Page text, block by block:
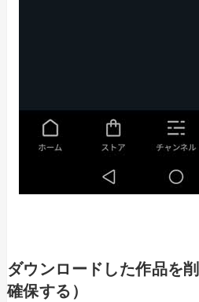
ダウンロードした作品を
確保する）